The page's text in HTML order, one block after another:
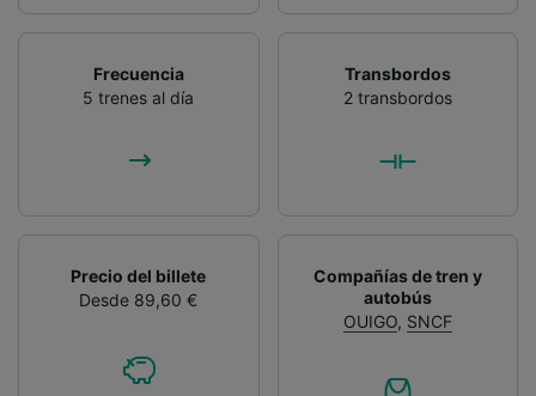
Frecuencia
5 trenes al día
Transbordos
2 transbordos
Precio del billete
Desde 89,60 €
Compañías de tren y
autobús
OUIGO, SNCF